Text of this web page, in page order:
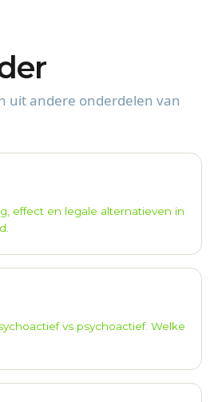
uit andere onderdelen van
effect en legale alternatieven in
vs psychoactief. Welke